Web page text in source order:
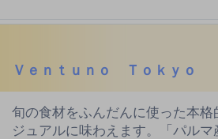
Ｖｅｎｔｕｎｏ Ｔｏｋｙｏ
旬の食材をふんだんに使った本格
ジュアルに味わえます。「パル